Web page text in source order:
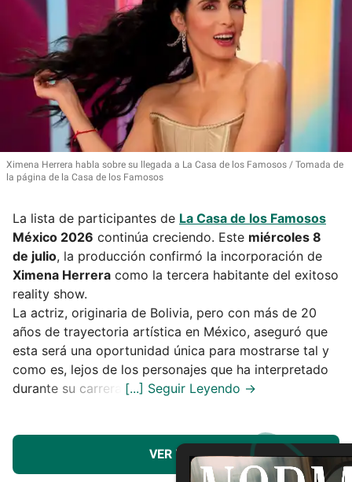
Ximena Herrera habla sobre su llegada a La Casa de los Famosos
Tomada de
la página de la Casa de los Famosos
La lista de participantes de La Casa de los Famosos
México 2026 continúa creciendo. Este miércoles 8
de julio, la producción confirmó la incorporación de
Ximena Herrera como la tercera habitante del exitoso
reality show.
La actriz, originaria de Bolivia, pero con más de 20
años de trayectoria artística en México, aseguró que
esta será una oportunidad única para mostrarse tal y
como es, lejos de los personajes que ha interpretado
durante su carrera.
VER MÁS